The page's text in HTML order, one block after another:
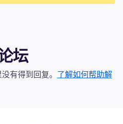
坛
有得到回复。 了解如何帮助解